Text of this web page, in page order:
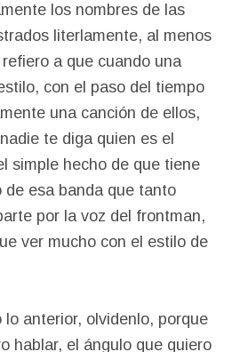
los nombres de las
literlamente, al menos
a que cuando una
con el paso del tiempo
una canción de ellos,
te diga quien es el
simple hecho de que tiene
de esa banda que tanto
por la voz del frontman,
ver mucho con el estilo de
anterior, olvidenlo, porque
hablar, el ángulo que quiero